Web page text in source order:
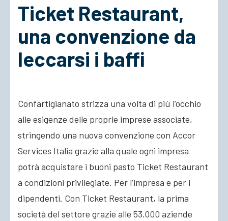
Cosa Facciamo
ACCEDI
Ticket Restaurant,
una convenzione da
leccarsi i baffi
Confartigianato strizza una volta di più l’occhio
alle esigenze delle proprie imprese associate,
stringendo una nuova convenzione con Accor
Services Italia grazie alla quale ogni impresa
potrà acquistare i buoni pasto Ticket Restaurant
a condizioni privilegiate. Per l’impresa e per i
dipendenti. Con Ticket Restaurant, la prima
società del settore grazie alle 53.000 aziende